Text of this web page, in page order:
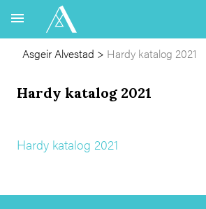
Asgeir Alvestad > Hardy katalog 2021
Hardy katalog 2021
Hardy katalog 2021